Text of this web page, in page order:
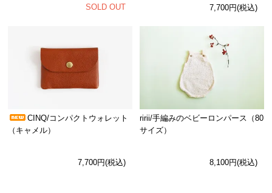
SOLD OUT 7,700円(税込)
CINQ/コンパクトウォレット
（キャメル）
7,700円(税込)
ririi/手編みのベビーロンパース（80
サイズ）
8,100円(税込)